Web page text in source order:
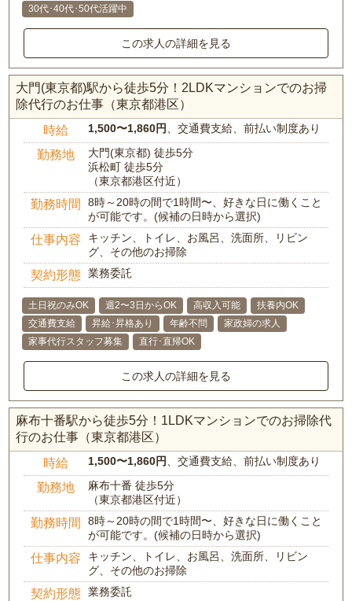
30代･40代･50代活躍中
この求人の詳細を見る
大門(東京都)駅から徒歩5分！2LDKマンションでのお掃
除代行のお仕事（東京都港区）
時給 1,500〜1,860円 、交通費支給、前払い制度あり
勤務地
大門(東京都) 徒歩5分
浜松町 徒歩5分
（東京都港区付近）
勤務時間
8時～20時の間で1時間〜、好きな日に働くこと
が可能です。(候補の日時から選択)
仕事内容
キッチン、トイレ、お風呂、洗面所、リビン
グ、その他のお掃除
契約形態 業務委託
土日祝のみOK 週2〜3日からOK 高収入可能
扶養内OK
交通費支給
昇給･昇格あり 年齢不問
家政婦の求人
家事代行スタッフ募集
直行･直帰OK
この求人の詳細を見る
麻布十番駅から徒歩5分！1LDKマンションでのお掃除代
行のお仕事（東京都港区）
時給 1,500〜1,860円 、交通費支給、前払い制度あり
勤務地
麻布十番 徒歩5分
（東京都港区付近）
勤務時間
8時～20時の間で1時間〜、好きな日に働くこと
が可能です。(候補の日時から選択)
仕事内容
キッチン、トイレ、お風呂、洗面所、リビン
グ、その他のお掃除
契約形態 業務委託